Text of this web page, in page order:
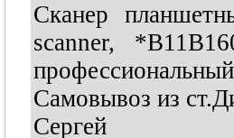
Сканер
scanner,
Самовывоз из
Сергей